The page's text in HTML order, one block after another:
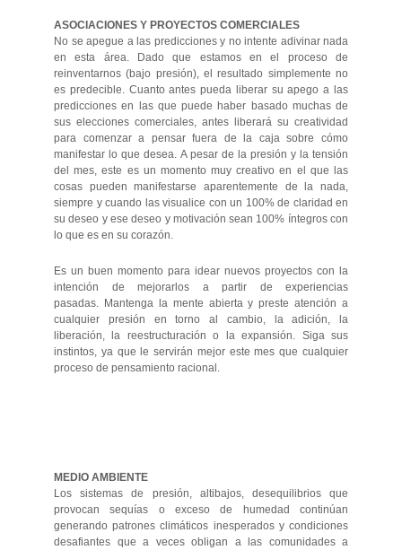
ASOCIACIONES Y PROYECTOS COMERCIALES
No se apegue a las predicciones y no intente adivinar nada
en esta área. Dado que estamos en el proceso de
reinventarnos (bajo presión), el resultado simplemente no
es predecible. Cuanto antes pueda liberar su apego a las
predicciones en las que puede haber basado muchas de
sus elecciones comerciales, antes liberará su creatividad
para comenzar a pensar fuera de la caja sobre cómo
manifestar lo que desea. A pesar de la presión y la tensión
del mes, este es un momento muy creativo en el que las
cosas pueden manifestarse aparentemente de la nada,
siempre y cuando las visualice con un 100% de claridad en
su deseo y ese deseo y motivación sean 100% íntegros con
lo que es en su corazón.
Es un buen momento para idear nuevos proyectos con la
intención de mejorarlos a partir de experiencias
pasadas. Mantenga la mente abierta y preste atención a
cualquier presión en torno al cambio, la adición, la
liberación, la reestructuración o la expansión. Siga sus
instintos, ya que le servirán mejor este mes que cualquier
proceso de pensamiento racional.
MEDIO AMBIENTE
Los sistemas de presión, altibajos, desequilibrios que
provocan sequías o exceso de humedad continúan
generando patrones climáticos inesperados y condiciones
desafiantes que a veces obligan a las comunidades a